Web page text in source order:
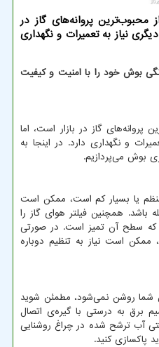
محبوب‌ترین پروانه‌های گاز در
نیاز به تعمیرات و نگهداری
بوش خود را با امنیت و کیفیت
گاز در بازار است، اما
و نگهداری دارد. در اینجا به
بوش می‌پردازیم.
یا بسیار کم است، ممکن است
باشد. همچنین فیلتر هوای گاز را
که سطح آن تمیز است. در صورتی
ممکن است نیاز به تنظیم دوباره
شما روشن نمی‌شود، مطمئن شوید
برق به درستی با گیره‌ی اتصال
آب ترشح شده در چراغ روشنایی
پاکسازی کنید.